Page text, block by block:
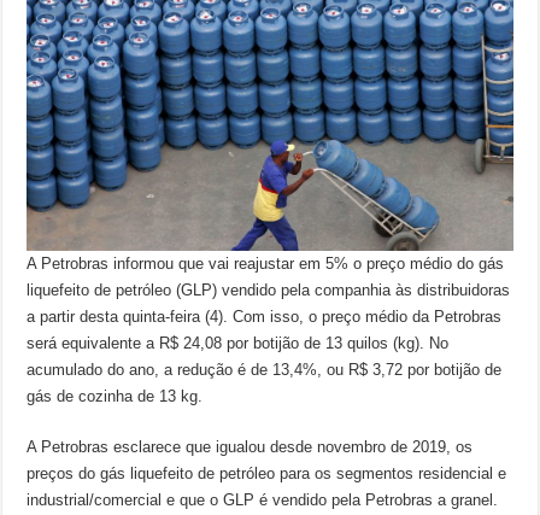
A Petrobras informou que vai reajustar em 5% o preço médio do gás
liquefeito de petróleo (GLP) vendido pela companhia às distribuidoras
a partir desta quinta-feira (4). Com isso, o preço médio da Petrobras
será equivalente a R$ 24,08 por botijão de 13 quilos (kg). No
acumulado do ano, a redução é de 13,4%, ou R$ 3,72 por botijão de
gás de cozinha de 13 kg.
A Petrobras esclarece que igualou desde novembro de 2019, os
preços do gás liquefeito de petróleo para os segmentos residencial e
industrial/comercial e que o GLP é vendido pela Petrobras a granel.